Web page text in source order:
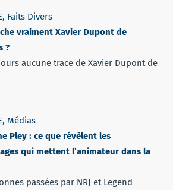
, Faits Divers
vraiment Xavier Dupont de
?
aucune trace de Xavier Dupont de
, Médias
Pley : ce que révèlent les
qui mettent l’animateur dans la
passées par NRJ et Legend